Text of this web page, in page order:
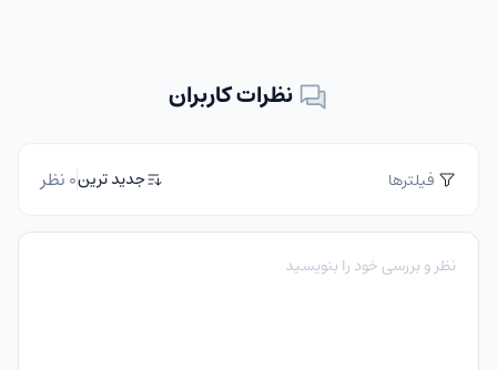
نظرات کاربران
فیلترها جدید ترین0 نظر